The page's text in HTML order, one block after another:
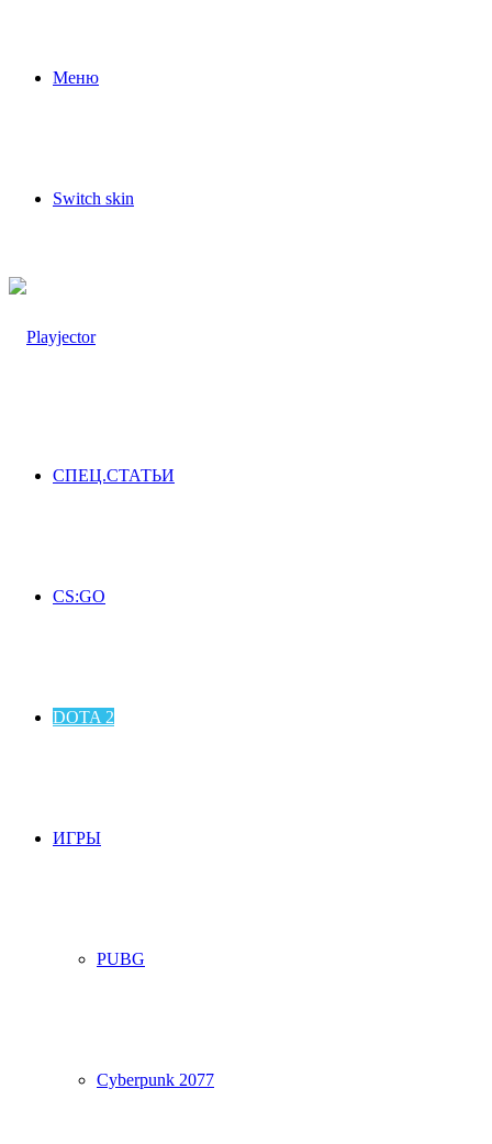
Меню
Switch skin
СПЕЦ.СТАТЬИ
CS:GO
DOTA 2
ИГРЫ
PUBG
Cyberpunk 2077